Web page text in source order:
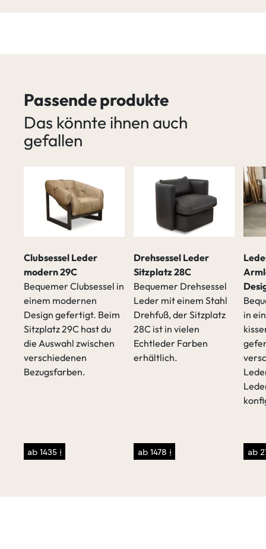
Passende produkte
Das könnte ihnen auch
gefallen
Clubsessel Leder
modern 29C
Bequemer Clubsessel in
einem modernen
Design gefertigt. Beim
Sitzplatz 29C hast du
die Auswahl zwischen
verschiedenen
Bezugsfarben.
ab 1435 €
Drehsessel Leder
Sitzplatz 28C
Bequemer Drehsessel
Leder mit einem Stahl
Drehfuß, der Sitzplatz
28C ist in vielen
Echtleder Farben
erhältlich.
ab 1478 €
in
ab